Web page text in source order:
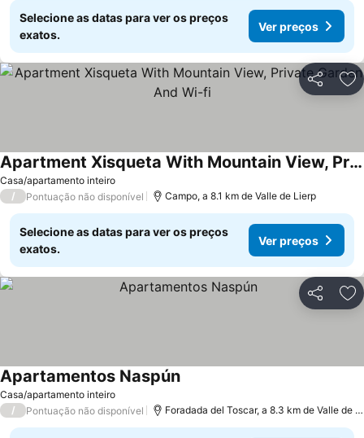
Selecione as datas para ver os preços
exatos.
Ver preços
Partilhar
Casa/apartamento inteiro
Apartment Xisqueta With Mountain View, Private Garden And Wi-fi
/ Pontuação não disponível Campo, a 8.1 km de Valle de Lierp
Selecione as datas para ver os preços
exatos.
Ver preços
Partilhar
Casa/apartamento inteiro
Apartamentos Naspún
/ Pontuação não disponível Foradada del Toscar, a 8.3 km de Valle de Lierp